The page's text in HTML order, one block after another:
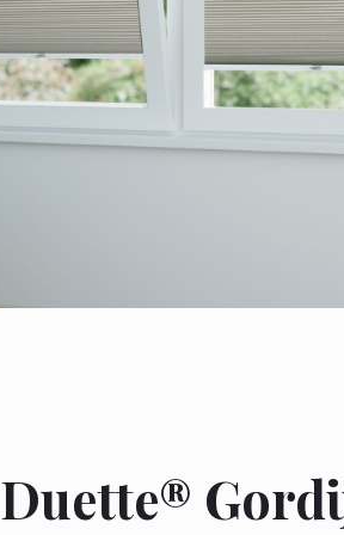
Duette®